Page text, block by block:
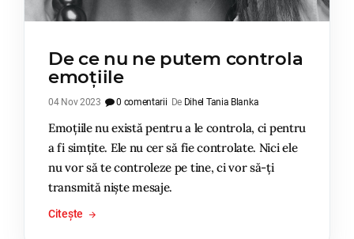
De ce nu ne putem controla
emoțiile
04 Nov 2023 0 comentarii De Dihel Tania Blanka
Emoțiile nu există pentru a le controla, ci pentru
a fi simțite. Ele nu cer să fie controlate. Nici ele
nu vor să te controleze pe tine, ci vor să-ți
transmită niște mesaje.
Citește